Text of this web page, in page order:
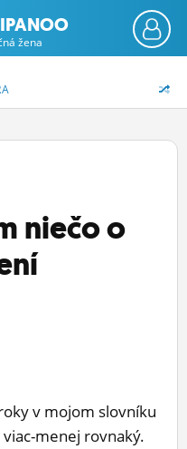
žena
niečo o
v mojom slovníku
menej rovnaký.